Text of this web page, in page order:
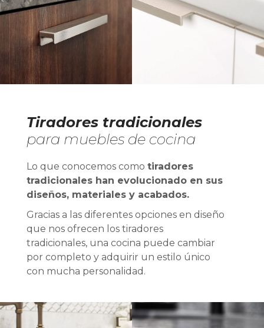
Tiradores tradicionales
para muebles de cocina
Lo que conocemos como tiradores
tradicionales han evolucionado en sus
diseños, materiales y acabados.
Gracias a las diferentes opciones en diseño
que nos ofrecen los tiradores
tradicionales, una cocina puede cambiar
por completo y adquirir un estilo único
con mucha personalidad.